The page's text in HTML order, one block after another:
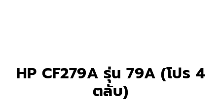
HP CF279A รุ่น 79A (โปร 4
ตลับ)